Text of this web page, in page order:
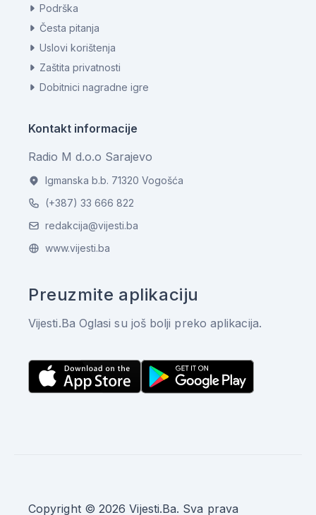
Podrška
Česta pitanja
Uslovi korištenja
Zaštita privatnosti
Dobitnici nagradne igre
Kontakt informacije
Radio M d.o.o Sarajevo
Igmanska b.b. 71320 Vogošća
(+387) 33 666 822
redakcija@vijesti.ba
www.vijesti.ba
Preuzmite aplikaciju
Vijesti.Ba Oglasi su još bolji preko aplikacija.
Copyright © 2026 Vijesti.Ba. Sva prava